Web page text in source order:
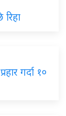
रिहा
गर्दा १०